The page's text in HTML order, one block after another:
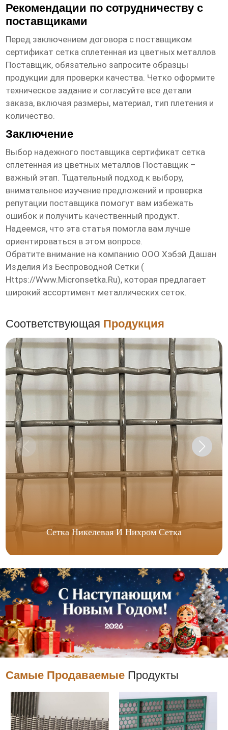
Рекомендации по сотрудничеству с
поставщиками
Перед заключением договора с поставщиком
сертификат сетка сплетенная из цветных металлов
Поставщик, обязательно запросите образцы
продукции для проверки качества. Четко оформите
техническое задание и согласуйте все детали
заказа, включая размеры, материал, тип плетения и
количество.
Заключение
Выбор надежного поставщика сертификат сетка
сплетенная из цветных металлов Поставщик –
важный этап. Тщательный подход к выбору,
внимательное изучение предложений и проверка
репутации поставщика помогут вам избежать
ошибок и получить качественный продукт.
Надеемся, что эта статья помогла вам лучше
ориентироваться в этом вопросе.
Обратите внимание на компанию ООО Хэбэй Дашан
Изделия Из Беспроводной Сетки (
Https://www.micronsetka.ru), которая предлагает
широкий ассортимент металлических сеток.
Соответствующая Продукция
Сетка Никелевая И Нихром Сетка
Самые Продаваемые Продукты